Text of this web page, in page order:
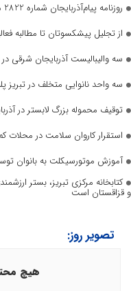
روزنامه پیام‌آذربایجان شماره 2822 منتشر شد
از تجلیل پیشکسوتان تا مطالبه
سه والیبالیست آذربایجان‌ شرقی
سه واحد نانوایی متخلف در تبریز
توقیف محموله بزرگ لابستر در
استقرار کاروان سلامت در محلات
آموزش موتورسیکلت به بانوان
کتابخانه مرکزی تبریز، بستر
و قزاقستان است
تصویر روز:
هیچ